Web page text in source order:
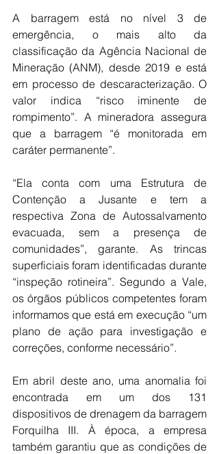
A barragem está no nível 3 de
emergência, o mais alto da
classificação da Agência Nacional de
Mineração (ANM), desde 2019 e está
em processo de descaracterização. O
valor indica “risco iminente de
rompimento”. A mineradora assegura
que a barragem “é monitorada em
caráter permanente”.
“Ela conta com uma Estrutura de
Contenção a Jusante e tem a
respectiva Zona de Autossalvamento
evacuada, sem a presença de
comunidades”, garante. As trincas
superficiais foram identificadas durante
“inspeção rotineira”. Segundo a Vale,
os órgãos públicos competentes foram
informamos que está em execução “um
plano de ação para investigação e
correções, conforme necessário”.
Em abril deste ano, uma anomalia foi
encontrada em um dos 131
dispositivos de drenagem da barragem
Forquilha III. À época, a empresa
também garantiu que as condições de